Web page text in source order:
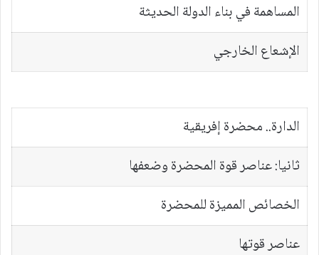
المساهمة في بناء الدولة الحديثة
الإشعاع الخارجي
الدارة.. محضرة إفريقية
ثانيا: عناصر قوة المحضرة وضعفها
الخصائص المميزة للمحضرة
عناصر قوتها